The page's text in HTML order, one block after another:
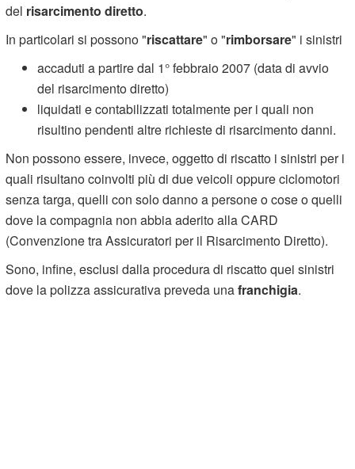
del risarcimento diretto.
In particolari si possono "riscattare" o "rimborsare" i sinistri
accaduti a partire dal 1° febbraio 2007 (data di avvio
del risarcimento diretto)
liquidati e contabilizzati totalmente per i quali non
risultino pendenti altre richieste di risarcimento danni.
Non possono essere, invece, oggetto di riscatto i sinistri per i
quali risultano coinvolti più di due veicoli oppure ciclomotori
senza targa, quelli con solo danno a persone o cose o quelli
dove la compagnia non abbia aderito alla CARD
(Convenzione tra Assicuratori per il Risarcimento Diretto).
Sono, infine, esclusi dalla procedura di riscatto quei sinistri
dove la polizza assicurativa preveda unafranchigia.